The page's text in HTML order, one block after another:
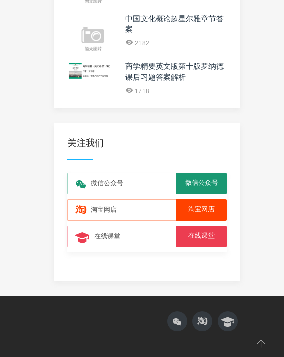
中国文化概论超星尔雅章节答
案
2182
商学精要英文版第十版罗纳德
课后习题答案解析
1718
关注我们
微信公众号 微信公众号
淘宝网店 淘宝网店
在线课堂 在线课堂